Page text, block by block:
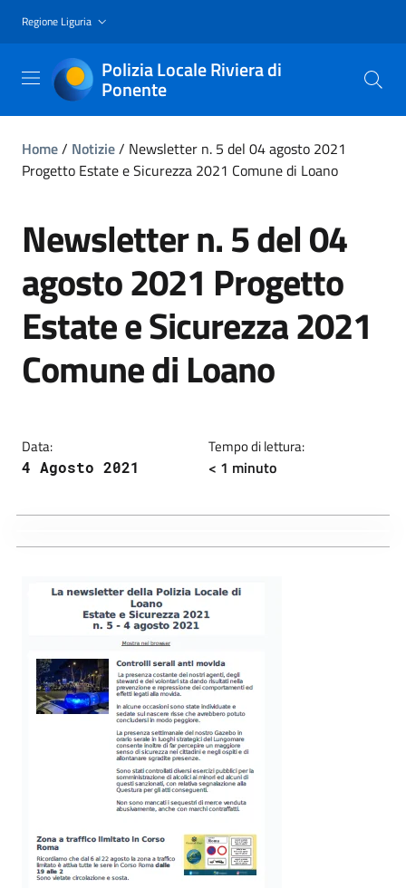
Regione Liguria
Polizia Locale Riviera di
Ponente
Home/ Notizie/ Newsletter n. 5 del 04 agosto 2021
Progetto Estate e Sicurezza 2021 Comune di Loano
Newsletter n. 5 del 04
agosto 2021 Progetto
Estate e Sicurezza 2021
Comune di Loano
Data:
4 Agosto 2021
Tempo di lettura:
< 1 minuto